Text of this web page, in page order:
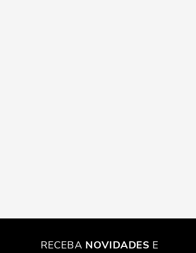
RECEBA NOVIDADES E